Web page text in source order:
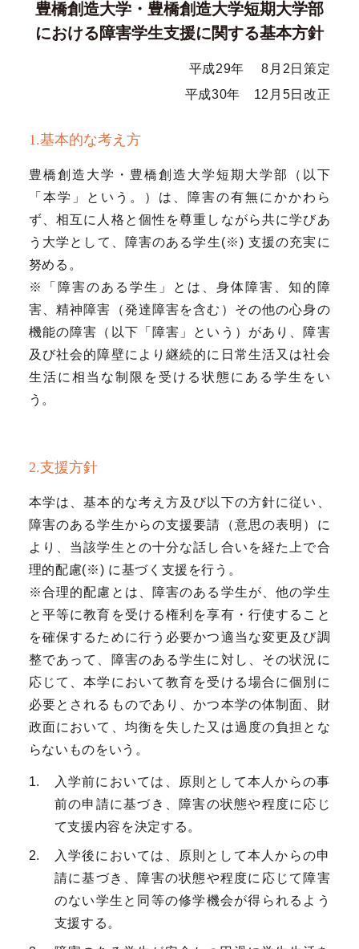
豊橋創造大学・豊橋創造大学短期大学部
における障害学生支援に関する基本方針
平成29年 8月2日策定
平成30年 12月5日改正
1.基本的な考え方
豊橋創造大学・豊橋創造大学短期大学部（以下
「本学」という。）は、障害の有無にかかわら
ず、相互に人格と個性を尊重しながら共に学びあ
う大学として、障害のある学生(※) 支援の充実に
努める。
※「障害のある学生」とは、身体障害、知的障
害、精神障害（発達障害を含む）その他の心身の
機能の障害（以下「障害」という）があり、障害
及び社会的障壁により継続的に日常生活又は社会
生活に相当な制限を受ける状態にある学生をい
う。
2.支援方針
本学は、基本的な考え方及び以下の方針に従い、
障害のある学生からの支援要請（意思の表明）に
より、当該学生との十分な話し合いを経た上で合
理的配慮(※) に基づく支援を行う。
※合理的配慮とは、障害のある学生が、他の学生
と平等に教育を受ける権利を享有・行使すること
を確保するために行う必要かつ適当な変更及び調
整であって、障害のある学生に対し、その状況に
応じて、本学において教育を受ける場合に個別に
必要とされるものであり、かつ本学の体制面、財
政面において、均衡を失した又は過度の負担とな
らないものをいう。
入学前においては、原則として本人からの事
前の申請に基づき、障害の状態や程度に応じ
て支援内容を決定する。
入学後においては、原則として本人からの申
請に基づき、障害の状態や程度に応じて障害
のない学生と同等の修学機会が得られるよう
支援する。